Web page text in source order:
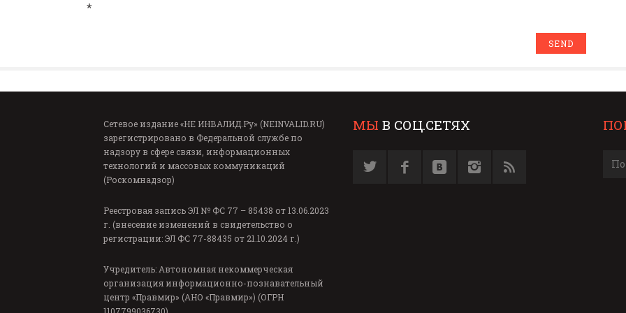
*
Сетевое издание «НЕ ИНВАЛИД.Ру» (NEINVALID.RU)
зарегистрировано в Федеральной службе по
надзору в сфере связи, информационных
технологий и массовых коммуникаций
(Роскомнадзор)
Реестровая запись ЭЛ № ФС 77 – 85438 от 13.06.2023
г. (внесение изменений в свидетельство о
регистрации: ЭЛ ФС 77-88435 от 21.10.2024 г.)
Учредитель: Автономная некоммерческая
организация информационно-познавательный
центр «Правмир» (АНО «Правмир») (ОГРН
МЫ В СОЦ.СЕТЯХ